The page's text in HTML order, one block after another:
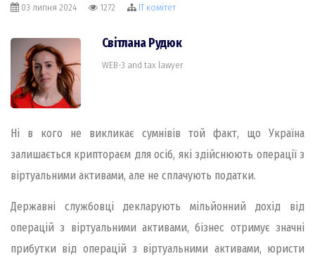
03 липня 2024 1272 IT комiтет
Світлана Рудюк
WEB-3 and tax lawyer
Ні в кого не викликає сумнівів той факт, що Україна
залишається криптораєм для осіб, які здійснюють операції з
віртуальними активами, але не сплачують податки.
Державні службовці декларують мільйонний дохід від
операцій з віртуальними активами, бізнес отримує значні
прибутки від операцій з віртуальними активами, юристи